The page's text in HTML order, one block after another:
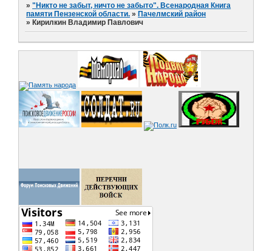
»"Никто не забыт, ничто не забыто". Всенародная Книга
памяти Пензенской области. » Пачелмский район
» Кирилкин Владимир Павлович